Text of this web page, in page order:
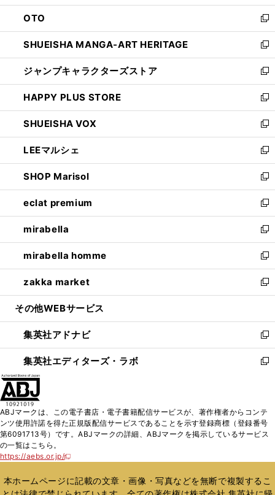
ウ
で
開
く
ン
ド
ウ
で
開
く
OTO
新
し
い
ウ
ィ
ン
ド
ウ
で
開
く
SHUEISHA MANGA-ART HERITAGE
新
し
い
ウ
ィ
ン
ド
ウ
で
開
く
ジャンプキャラクターズストア
新
し
い
ウ
ィ
ン
ド
ウ
で
開
く
HAPPY PLUS STORE
新
し
い
ウ
ィ
ン
ド
ウ
で
開
く
SHUEISHA VOX
新
し
い
ウ
ィ
ン
ド
ウ
で
開
く
LEEマルシェ
新
し
い
ウ
ィ
ン
ド
ウ
で
開
く
SHOP Marisol
新
し
い
ウ
ィ
ン
ド
ウ
で
開
eclat premium
新
し
い
ウ
ィ
ン
ド
ウ
開
く
mirabella
新
し
い
ウ
ィ
ン
ウ
で
開
く
mirabella homme
新
し
い
ウ
ン
ド
ウ
で
zakka market
新
し
ウ
ィ
ン
ド
く
その他WEBサービス
集英社アドナビ
新
し
い
ド
ウ
で
集英社エディターズ・ラボ
新
ィ
ン
ド
開
く
ABJマークは、この電子書店・電子書籍配信サービスが、著作権者からコンテ
ンツ使用許諾を得た正規版配信サービスであることを示す登録商標（登録番号
第6091713号）です。ABJマークの詳細、ABJマークを掲示しているサービス
の一覧はこちら。
https://aebs.or.jp/
新
い
ウ
本ホームページに記載の文章・画像・写真などを無断で複製するこ